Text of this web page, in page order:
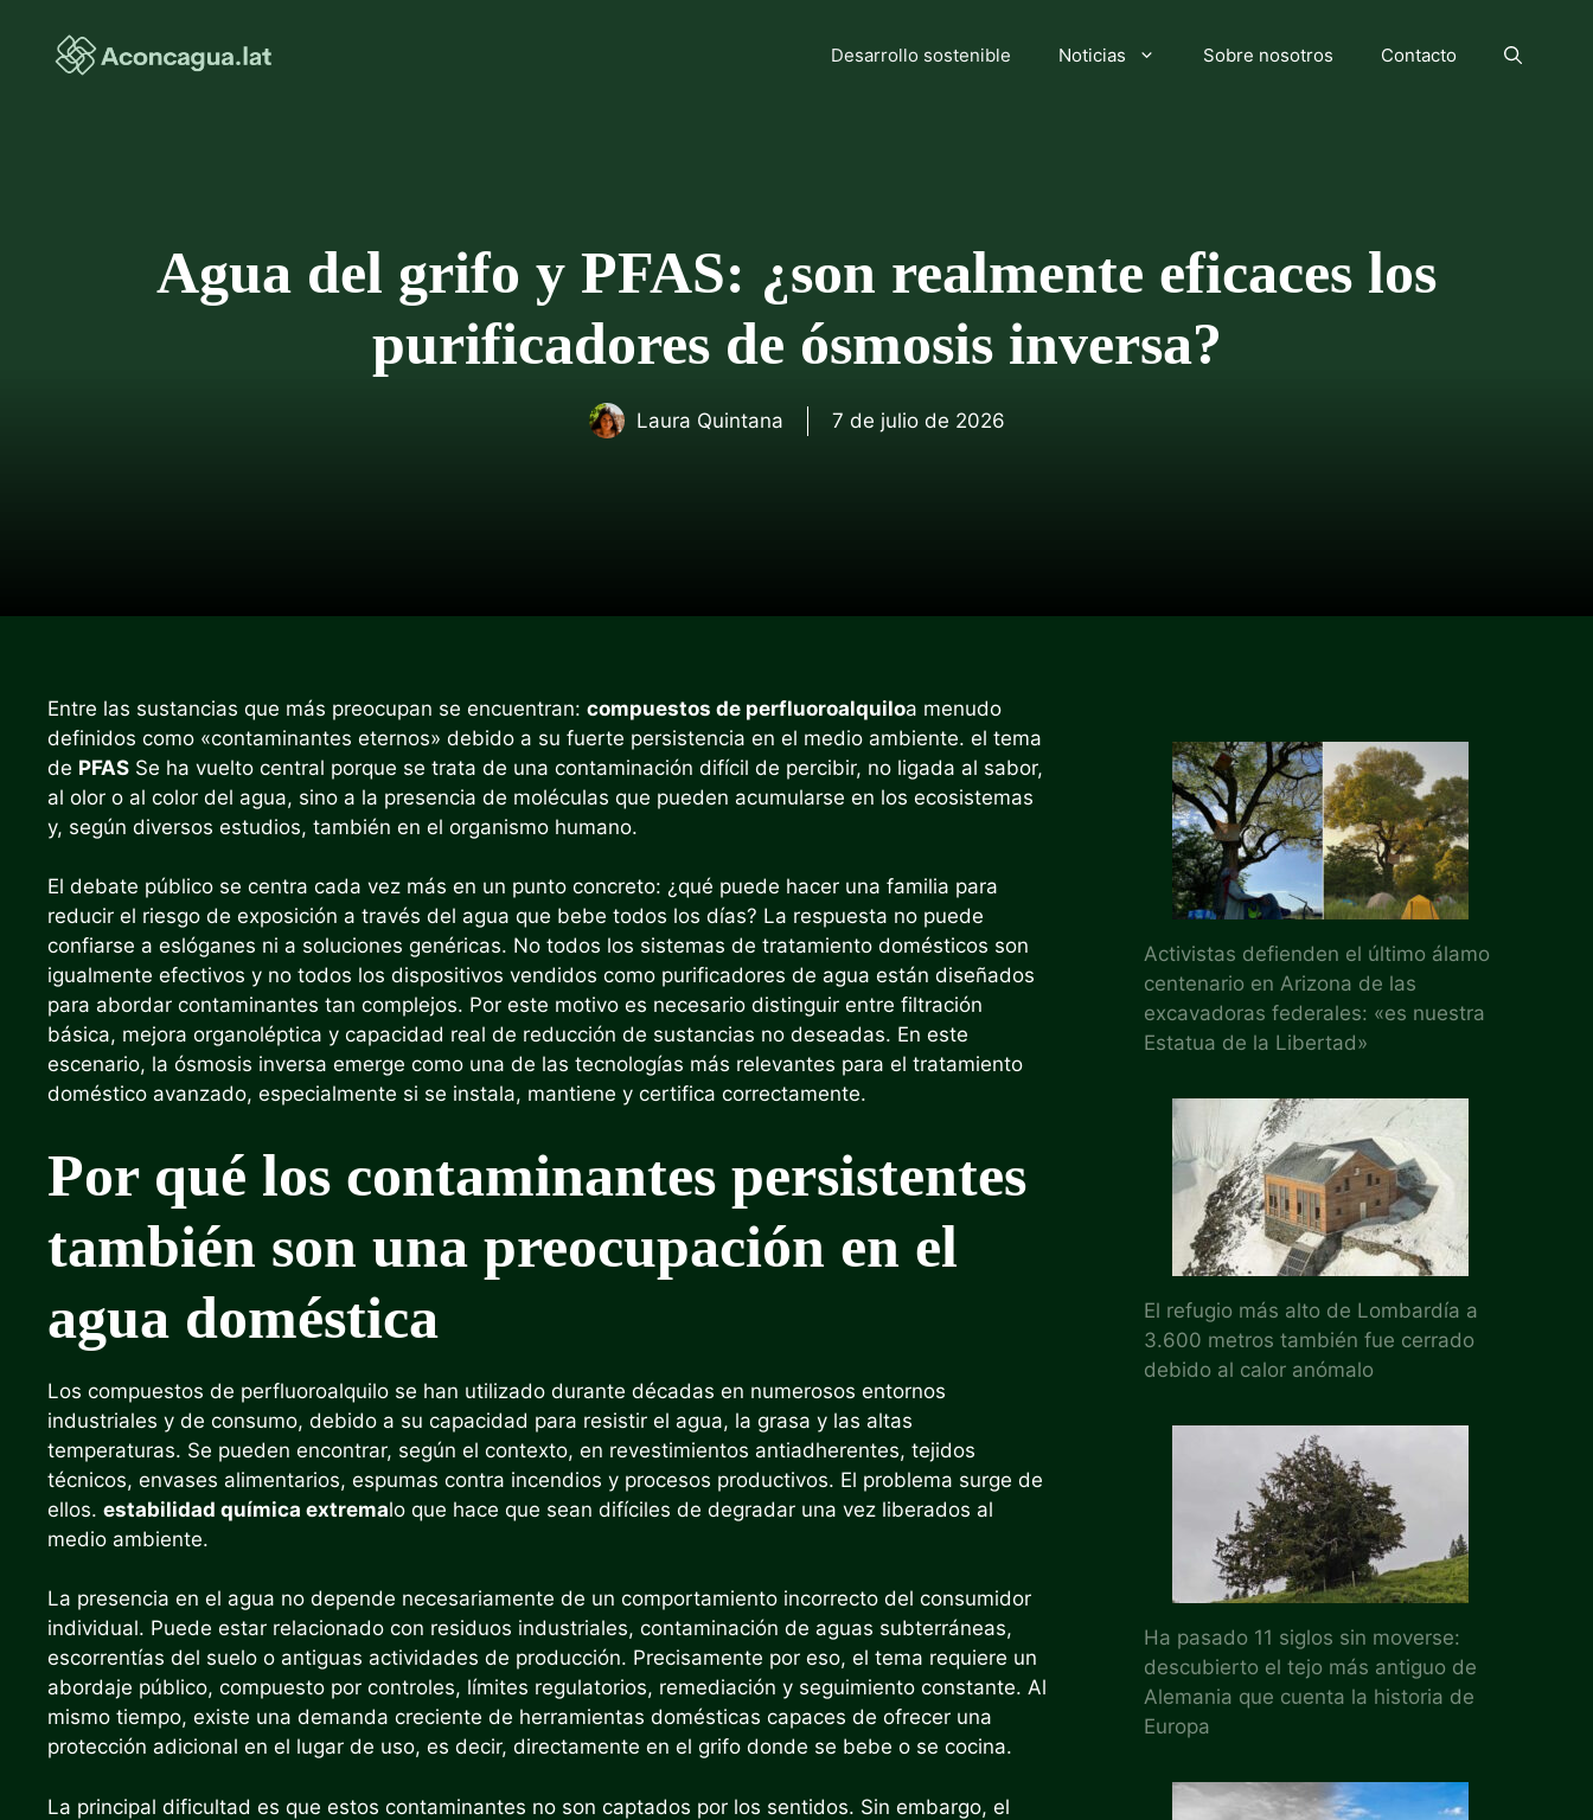
contenido
Desarrollo sostenible Noticias Sobre nosotros Contacto
Agua del grifo y PFAS: ¿son realmente eficaces los
purificadores de ósmosis inversa?
Laura Quintana 7 de julio de 2026
Entre las sustancias que más preocupan se encuentran: compuestos de perfluoroalquiloa menudo
definidos como «contaminantes eternos» debido a su fuerte persistencia en el medio ambiente. el tema
de PFAS Se ha vuelto central porque se trata de una contaminación difícil de percibir, no ligada al sabor,
al olor o al color del agua, sino a la presencia de moléculas que pueden acumularse en los ecosistemas
y, según diversos estudios, también en el organismo humano.
El debate público se centra cada vez más en un punto concreto: ¿qué puede hacer una familia para
reducir el riesgo de exposición a través del agua que bebe todos los días? La respuesta no puede
confiarse a eslóganes ni a soluciones genéricas. No todos los sistemas de tratamiento domésticos son
igualmente efectivos y no todos los dispositivos vendidos como purificadores de agua están diseñados
para abordar contaminantes tan complejos. Por este motivo es necesario distinguir entre filtración
básica, mejora organoléptica y capacidad real de reducción de sustancias no deseadas. En este
escenario, la ósmosis inversa emerge como una de las tecnologías más relevantes para el tratamiento
doméstico avanzado, especialmente si se instala, mantiene y certifica correctamente.
Por qué los contaminantes persistentes
también son una preocupación en el
agua doméstica
Los compuestos de perfluoroalquilo se han utilizado durante décadas en numerosos entornos
industriales y de consumo, debido a su capacidad para resistir el agua, la grasa y las altas
temperaturas. Se pueden encontrar, según el contexto, en revestimientos antiadherentes, tejidos
técnicos, envases alimentarios, espumas contra incendios y procesos productivos. El problema surge de
ellos. estabilidad química extremalo que hace que sean difíciles de degradar una vez liberados al
medio ambiente.
La presencia en el agua no depende necesariamente de un comportamiento incorrecto del consumidor
individual. Puede estar relacionado con residuos industriales, contaminación de aguas subterráneas,
escorrentías del suelo o antiguas actividades de producción. Precisamente por eso, el tema requiere un
abordaje público, compuesto por controles, límites regulatorios, remediación y seguimiento constante. Al
mismo tiempo, existe una demanda creciente de herramientas domésticas capaces de ofrecer una
protección adicional en el lugar de uso, es decir, directamente en el grifo donde se bebe o se cocina.
La principal dificultad es que estos contaminantes no son captados por los sentidos. Sin embargo, el
Activistas defienden el último álamo
centenario en Arizona de las
excavadoras federales: «es nuestra
Estatua de la Libertad»
El refugio más alto de Lombardía a
3.600 metros también fue cerrado
debido al calor anómalo
Ha pasado 11 siglos sin moverse:
descubierto el tejo más antiguo de
Alemania que cuenta la historia de
Europa